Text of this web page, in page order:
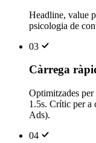
Headline, value
psicologia de
03
Càrrega
Optimitzades
1.5s. Crític per a
Ads).
04